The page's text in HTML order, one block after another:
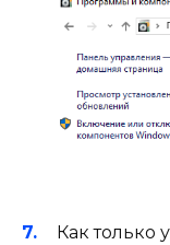
Как только